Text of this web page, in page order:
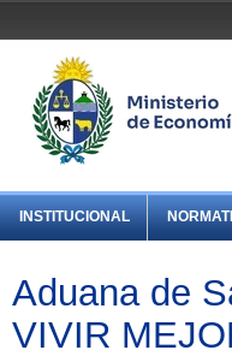
INSTITUCIONAL
Aduana de
VIVIR